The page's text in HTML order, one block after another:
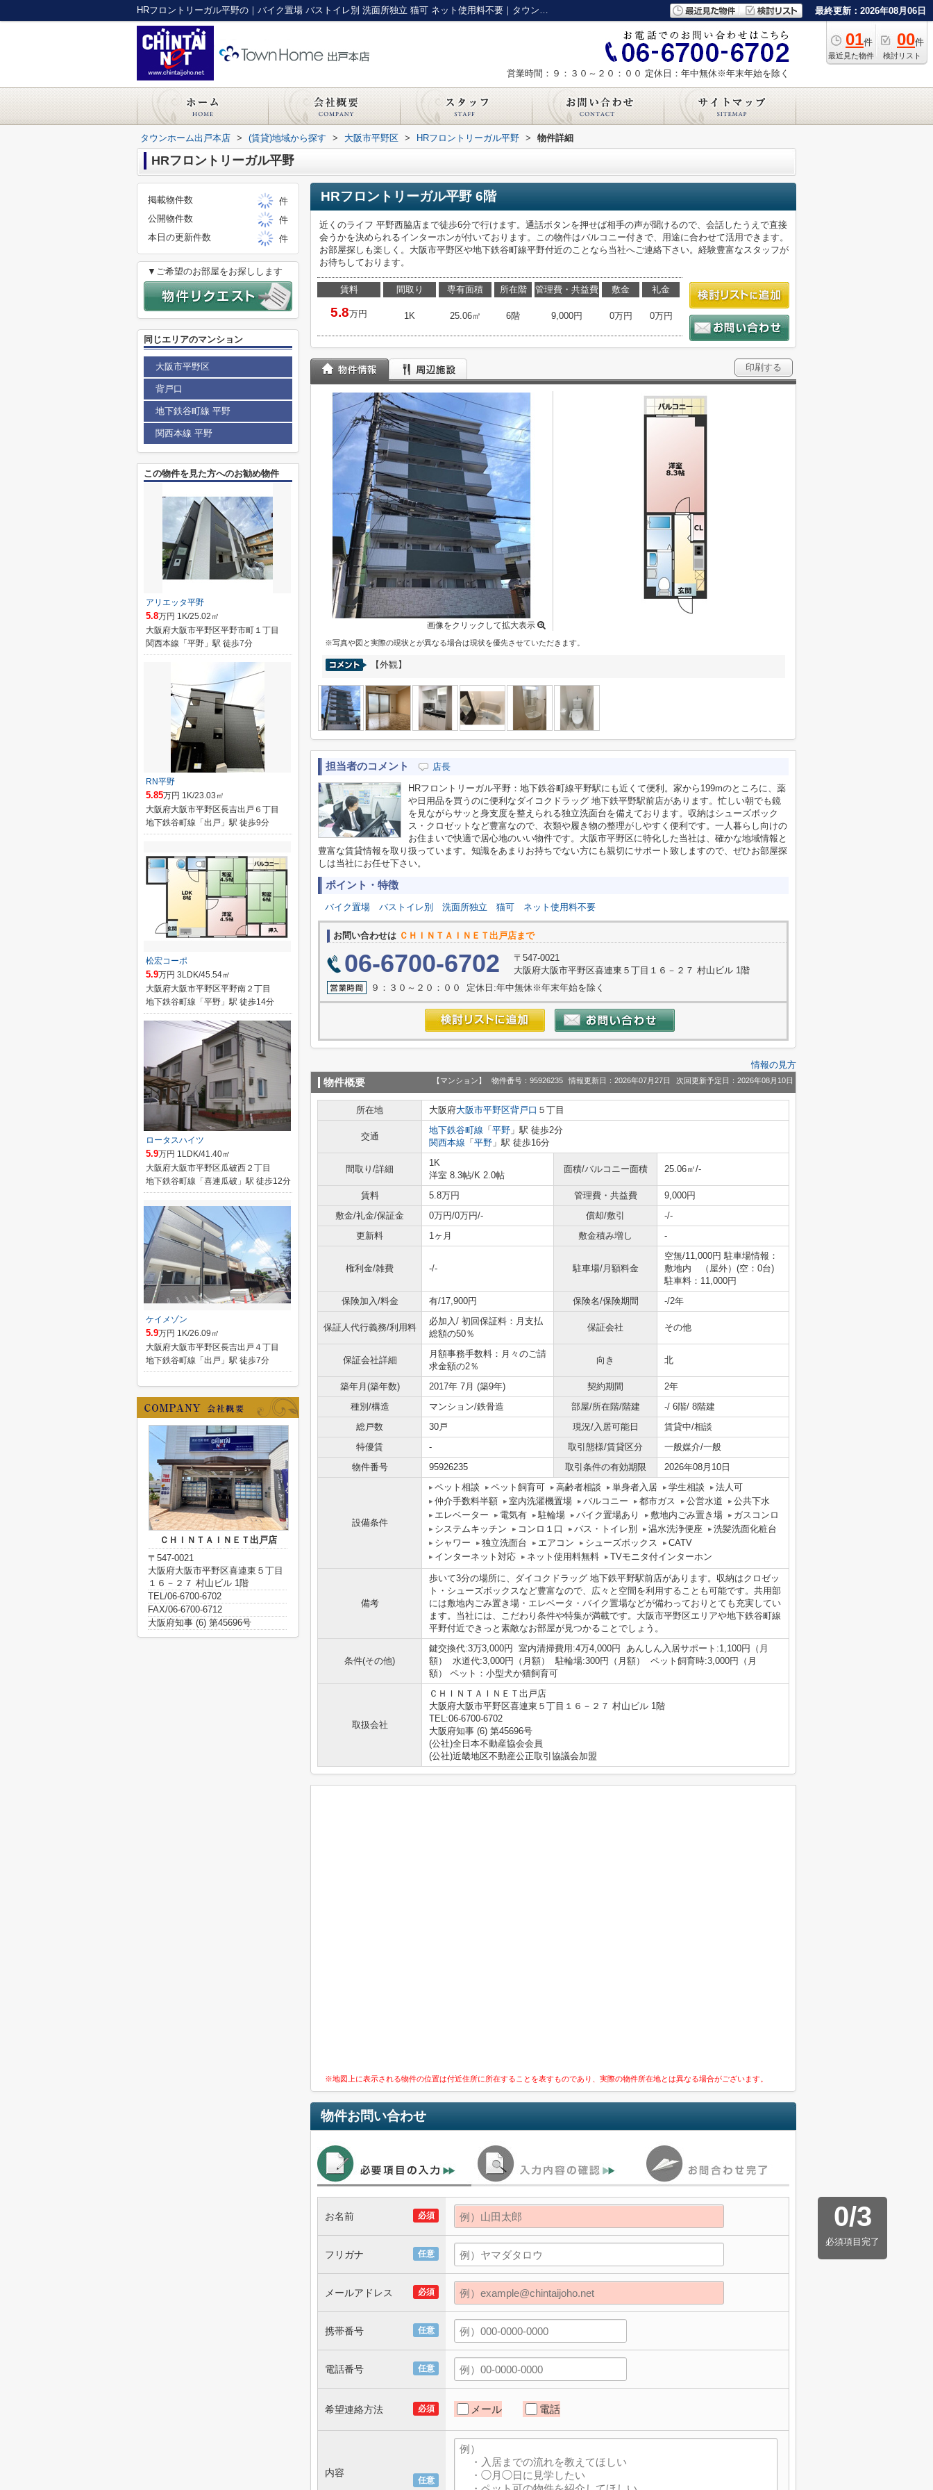
HRフロントリーガル平野の｜バイク置場 バストイレ別 洗面所独立 猫可 ネット使用料不要｜タウンホーム出戸本店 最終更新：2026年08月06日
01件
最近見た物件
00件
検討リスト
営業時間：９：３０～２０：００ 定休日：年中無休※年末年始を除く
タウンホーム出戸本店 > (賃貸)地域から探す > 大阪市平野区 > HRフロントリーガル平野 > 物件詳細
HRフロントリーガル平野
HRフロントリーガル平野 6階
近くのライフ 平野西脇店まで徒歩6分で行けます。通話ボタンを押せば相手の声が聞けるので、会話したうえで直接
会うかを決められるインターホンが付いております。この物件はバルコニー付きで、用途に合わせて活用できます。
お部屋探しも楽しく。大阪市平野区や地下鉄谷町線平野付近のことなら当社へご連絡下さい。経験豊富なスタッフが
お待ちしております。
賃料
5.8万円
間取り
1K
専有面積
25.06㎡
所在階
6階
管理費・共益費
9,000円
敷金
0万円
礼金
0万円
印刷する
画像をクリックして拡大表示
※写真や図と実際の現状とが異なる場合は現状を優先させていただきます。
【外観】
担当者のコメント 店長
HRフロントリーガル平野：地下鉄谷町線平野駅にも近くて便利。家から199mのところに、薬
や日用品を買うのに便利なダイコクドラッグ 地下鉄平野駅前店があります。忙しい朝でも鏡
を見ながらサッと身支度を整えられる独立洗面台を備えております。収納はシューズボック
ス・クロゼットなど豊富なので、衣類や履き物の整理がしやすく便利です。一人暮らし向けの
お住まいで快適で居心地のいい物件です。大阪市平野区に特化した当社は、確かな地域情報と
豊富な賃貸情報を取り扱っています。知識をあまりお持ちでない方にも親切にサポート致しますので、ぜひお部屋探
しは当社にお任せ下さい。
ポイント・特徴
バイク置場 バストイレ別 洗面所独立 猫可 ネット使用料不要
お問い合わせは ＣＨＩＮＴＡＩＮＥＴ出戸店まで
06-6700-6702
〒547-0021
大阪府大阪市平野区喜連東５丁目１６－２７ 村山ビル 1階
９：３０～２０：００ 定休日:年中無休※年末年始を除く
情報の見方
物件概要 【マンション】 物件番号：95926235 情報更新日：2026年07月27日 次回更新予定日：2026年08月10日
所在地 大阪府大阪市平野区背戸口 ５丁目
交通
地下鉄谷町線 「 平野 」駅 徒歩2分
関西本線 「 平野 」駅 徒歩16分
間取り/詳細
1K
洋室 8.3帖/K 2.0帖
面積/バルコニー面積 25.06㎡/-
賃料 5.8万円 管理費・共益費
9,000円
敷金/礼金/保証金
0万円/0万円/- 償却/敷引
-/-
更新料
1ヶ月 敷金積み増し -
権利金/雑費 -/- 駐車場/月額料金
空無/11,000円 駐車場情報：
敷地内 （屋外）(空：0台)
駐車料：11,000円
保険加入/料金
有/17,900円 保険名/保険期間 -/2年
保証人代行義務/利用料
必加入/ 初回保証料：月支払
総額の50％
保証会社 その他
保証会社詳細
月額事務手数料：月々のご請
求金額の2％
向き 北
築年月(築年数) 2017年 7月 (築9年) 契約期間
2年
種別/構造
マンション/鉄骨造 部屋/所在階/階建
-/ 6階/ 8階建
総戸数
30戸 現況/入居可能日
賃貸中/相談
特優賃
- 取引態様/賃貸区分
一般媒介/一般
物件番号
95926235 取引条件の有効期限 2026年08月10日
設備条件
ペット相談 ペット飼育可 高齢者相談 単身者入居 学生相談
法人可
仲介手数料半額
室内洗濯機置場 バルコニー 都市ガス 公営水道
公共下水
エレベーター
電気有 駐輪場 バイク置場あり 敷地内ごみ置き場
ガスコンロ
システムキッチン
コンロ１口 バス・トイレ別 温水洗浄便座
洗髪洗面化粧台
シャワー
独立洗面台 エアコン シューズボックス
CATV
インターネット対応
ネット使用料無料 TVモニタ付インターホン
備考
歩いて3分の場所に、ダイコクドラッグ 地下鉄平野駅前店があります。収納はクロゼッ
ト・シューズボックスなど豊富なので、広々と空間を利用することも可能です。共用部
には敷地内ごみ置き場・エレベータ・バイク置場などが備わっておりとても充実してい
ます。当社には、こだわり条件や特集が満載です。大阪市平野区エリアや地下鉄谷町線
平野付近できっと素敵なお部屋が見つかることでしょう。
条件(その他)
鍵交換代:3万3,000円 室内清掃費用:4万4,000円 あんしん入居サポート:1,100円（月
額） 水道代:3,000円（月額） 駐輪場:300円（月額） ペット飼育時:3,000円（月
額） ペット：小型犬か猫飼育可
取扱会社
ＣＨＩＮＴＡＩＮＥＴ出戸店
大阪府大阪市平野区喜連東５丁目１６－２７ 村山ビル 1階
TEL:06-6700-6702
大阪府知事 (6) 第45696号
(公社)全日本不動産協会会員
(公社)近畿地区不動産公正取引協議会加盟
※地図上に表示される物件の位置は付近住所に所在することを表すものであり、実際の物件所在地とは異なる場合がございます。
物件お問い合わせ
0/3
必須項目完了
必須
お名前
任意
フリガナ
必須
メールアドレス
任意
携帯番号
任意
電話番号
必須
希望連絡方法 メール 電話
任意
内容
掲載物件数
件
公開物件数
件
本日の更新件数
件
▼ご希望のお部屋をお探しします
同じエリアのマンション
大阪市平野区
背戸口
地下鉄谷町線 平野
関西本線 平野
この物件を見た方へのお勧め物件
アリエッタ平野
5.8万円 1K/25.02㎡
大阪府大阪市平野区平野市町１丁目
関西本線「平野」駅 徒歩7分
RN平野
5.85万円 1K/23.03㎡
大阪府大阪市平野区長吉出戸６丁目
地下鉄谷町線「出戸」駅 徒歩9分
松宏コーポ
5.9万円 3LDK/45.54㎡
大阪府大阪市平野区平野南２丁目
地下鉄谷町線「平野」駅 徒歩14分
ロータスハイツ
5.9万円 1LDK/41.40㎡
大阪府大阪市平野区瓜破西２丁目
地下鉄谷町線「喜連瓜破」駅 徒歩12分
ケイメゾン
5.9万円 1K/26.09㎡
大阪府大阪市平野区長吉出戸４丁目
地下鉄谷町線「出戸」駅 徒歩7分
ＣＨＩＮＴＡＩＮＥＴ出戸店
〒547-0021
大阪府大阪市平野区喜連東５丁目
１６－２７ 村山ビル 1階
TEL/06-6700-6702
FAX/06-6700-6712
大阪府知事 (6) 第45696号